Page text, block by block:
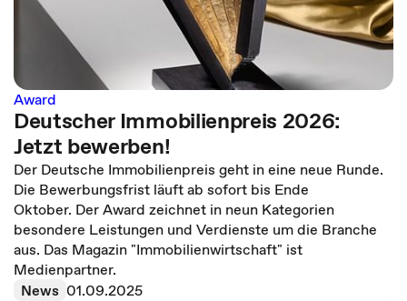
Award
Deutscher Immobilienpreis 2026:
Jetzt bewerben!
Der Deutsche Immobilienpreis geht in eine neue Runde.
Die Bewerbungsfrist läuft ab sofort bis Ende
Oktober. Der Award zeichnet in neun Kategorien
besondere Leistungen und Verdienste um die Branche
aus. Das Magazin "Immobilienwirtschaft" ist
Medienpartner.
News 01.09.2025